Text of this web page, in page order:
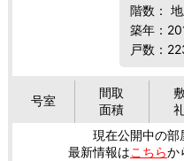
階数：
築年：
戸数：
号室
間取
面積
現在公開中の部
最新情報はこちらか